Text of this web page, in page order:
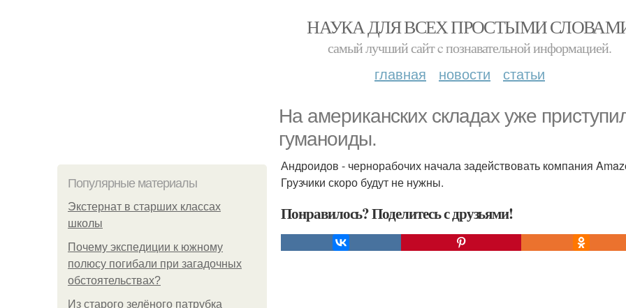
НАУКА ДЛЯ ВСЕХ ПРОСТЫМИ
самый лучший сайт c познавательной информацией.
главная новости статьи
На американских складах уже
гуманоиды.
Популярные материалы
Экстернат в старших классах
школы
Почему экспедиции к южному
полюсу погибали при загадочных
обстоятельствах?
Из старого зелёного патрубка
Андроидов - чернорабочих начала задействовать компания
Грузчики скоро будут не нужны.
Понравилось? Поделитесь с друзьями!